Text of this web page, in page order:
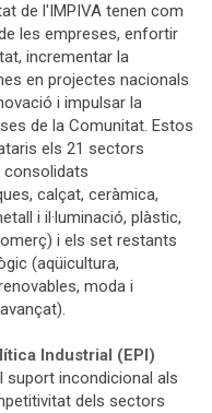
de l'IMPIVA tenen com
les empreses, enfortir
incrementar la
en projectes nacionals
i impulsar la
de la Comunitat. Estos
els 21 sectors
consolidats
calçat, ceràmica,
i il·luminació, plàstic,
i els set restants
(aqüicultura,
moda i
Industrial (EPI)
suport incondicional als
dels sectors